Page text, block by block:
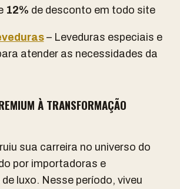
12% de desconto em todo site
– Leveduras especiais e
atender as necessidades da
À TRANSFORMAÇÃO
sua carreira no universo do
por importadoras e
luxo. Nesse período, viveu